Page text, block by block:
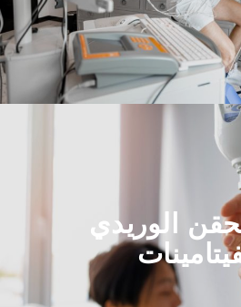
الوريدي